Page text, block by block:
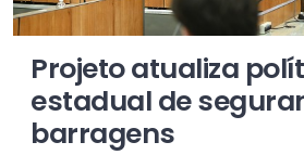
Projeto atualiza
estadual de
barragens